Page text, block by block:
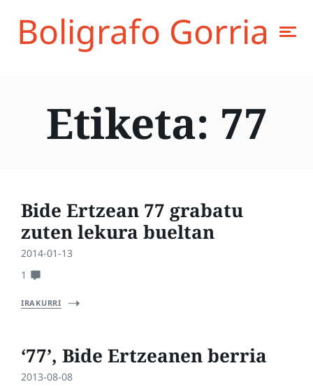
Boligrafo Gorria
Etiketa: 77
Bide Ertzean 77 grabatu
zuten lekura bueltan
2014-01-13
1
IRAKURRI
‘77’, Bide Ertzeanen berria
2013-08-08